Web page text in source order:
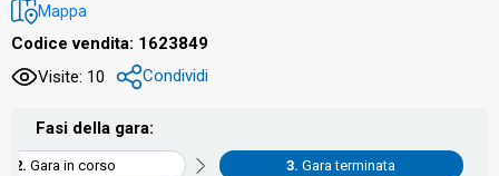
Mappa
Codice vendita: 1623849
Visite: 10
Condividi
Fasi della gara:
Gara in corso Gara terminata